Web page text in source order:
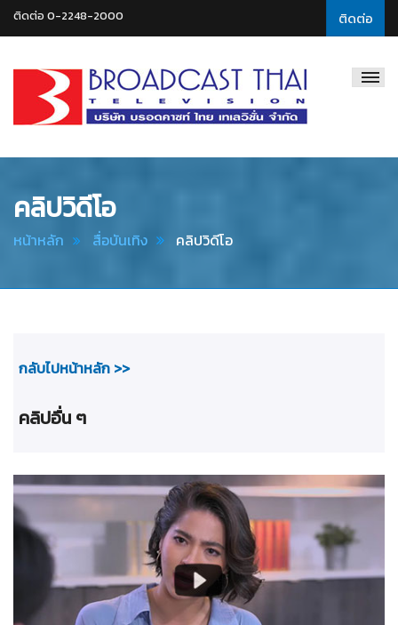
ติดต่อ
ติดต่อ 0-2248-2000
Thai
คลิปวิดีโอ
หน้าหลัก สื่อบันเทิง คลิปวิดีโอ
กลับไปหน้าหลัก >>
คลิปอื่น ๆ